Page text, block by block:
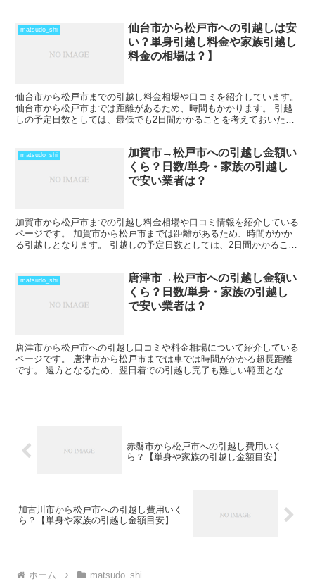
matsudo_shi
仙台市から松戸市への引越しは安
い？単身引越し料金や家族引越し
料金の相場は？】
仙台市から松戸市までの引越し料金相場や口コミを紹介しています。
仙台市から松戸市までは距離があるため、時間もかかります。 引越
しの予定日数としては、最低でも2日間かかることを考えておいた方
matsudo_shi
加賀市→松戸市への引越し金額い
くら？日数/単身・家族の引越し
で安い業者は？
加賀市から松戸市までの引越し料金相場や口コミ情報を紹介している
ページです。 加賀市から松戸市までは距離があるため、時間がかか
る引越しとなります。 引越しの予定日数としては、2日間かかること
matsudo_shi
唐津市→松戸市への引越し金額い
くら？日数/単身・家族の引越し
で安い業者は？
唐津市から松戸市への引越し口コミや料金相場について紹介している
ページです。 唐津市から松戸市までは車では時間がかかる超長距離
です。 遠方となるため、翌日着での引越し完了も難しい範囲となり
赤磐市から松戸市への引越し費用いく
ら？【単身や家族の引越し金額目安】
加古川市から松戸市への引越し費用いく
ら？【単身や家族の引越し金額目安】
ホーム matsudo_shi